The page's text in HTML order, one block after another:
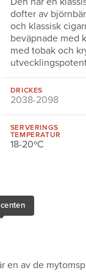
dofter av
och klassisk
beväpnade med
med tobak och
DRICKES
2038-2098
SERVERINGS
TEMPERATUR
18-20ºC
en av de